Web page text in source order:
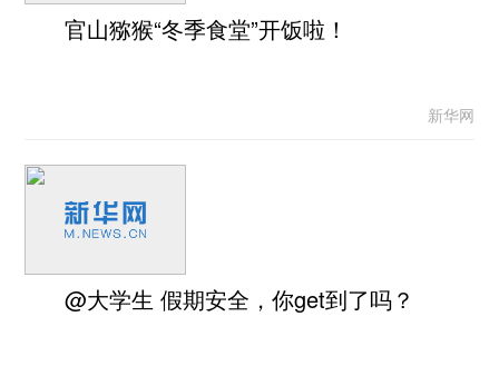
官山猕猴“冬季食堂”开饭啦！
新华网
@大学生 假期安全，你get到了吗？